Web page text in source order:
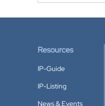
Resources
IP-Guide
IP-Listing
News & Events